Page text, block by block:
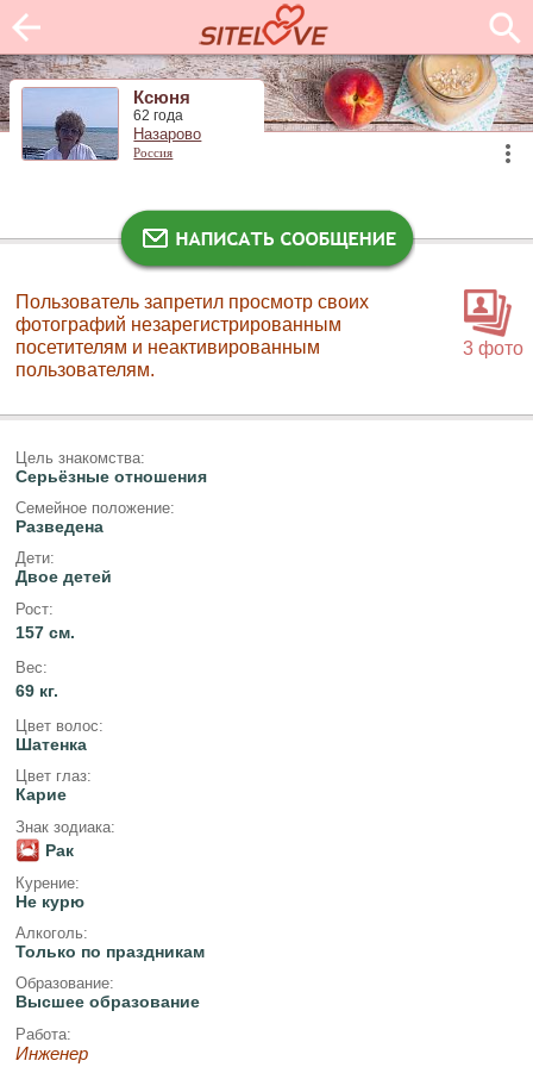
Ксюня
62 года
Назарово
Россия
3 фото
Пользователь запретил просмотр своих
фотографий незарегистрированным
посетителям и неактивированным
пользователям.
Цель знакомства:
Серьёзные отношения
Семейное положение:
Разведена
Дети:
Двое детей
Рост:
157 см.
Вес:
69 кг.
Цвет волос:
Шатенка
Цвет глаз:
Карие
Знак зодиака:
Рак
Курение:
Не курю
Алкоголь:
Только по праздникам
Образование:
Высшее образование
Работа:
Инженер